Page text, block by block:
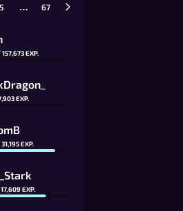
157,673EXP.
EXP.
31,195EXP.
17,609EXP.
5 … 67